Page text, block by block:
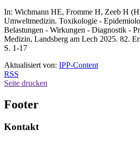
In: Wichmann HE, Fromme H, Zeeb H
Umweltmedizin. Toxikologie -
Belastungen - Wirkungen - Diagnostik -
Medizin, Landsberg am Lech 2025. 82.
S. 1-17
Aktualisiert von: IPP-Content
RSS
Seite drucken
Footer
Kontakt